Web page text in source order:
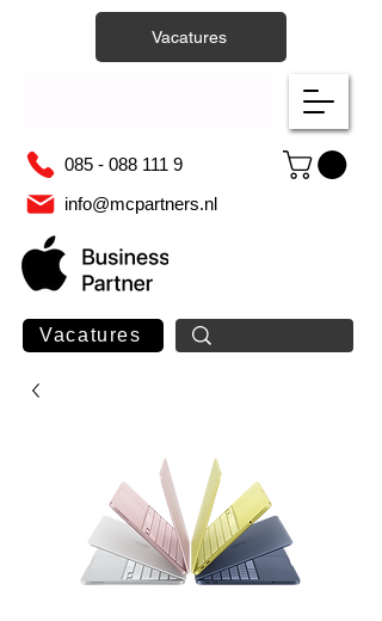
085 - 088 111 9
info@mcpartners.nl
Vacatures
Vacatures